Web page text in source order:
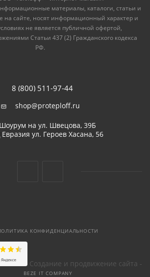
материалы, каталоги, статьи и
сайте, носят информационный характер и
не является публичной офертой,
Статьи 437 (2) Гражданского кодекса
РФ.
8 (800) 511-97-44
shop@proteploff.ru
Шоурум на ул. Швецова, 39Б
ул. Героев Хасана, 56
КОНФИДЕНЦИАЛЬНОСТИ
Создание и продвижение сайта -
BEZE IT COMPANY